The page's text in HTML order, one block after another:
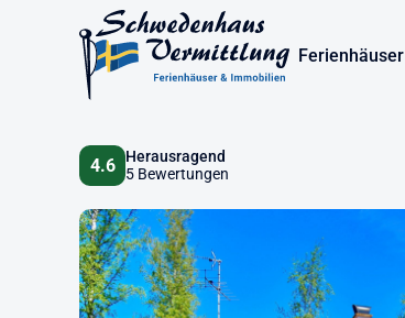
Ferienhäuser
4.6
Herausragend
5 Bewertungen